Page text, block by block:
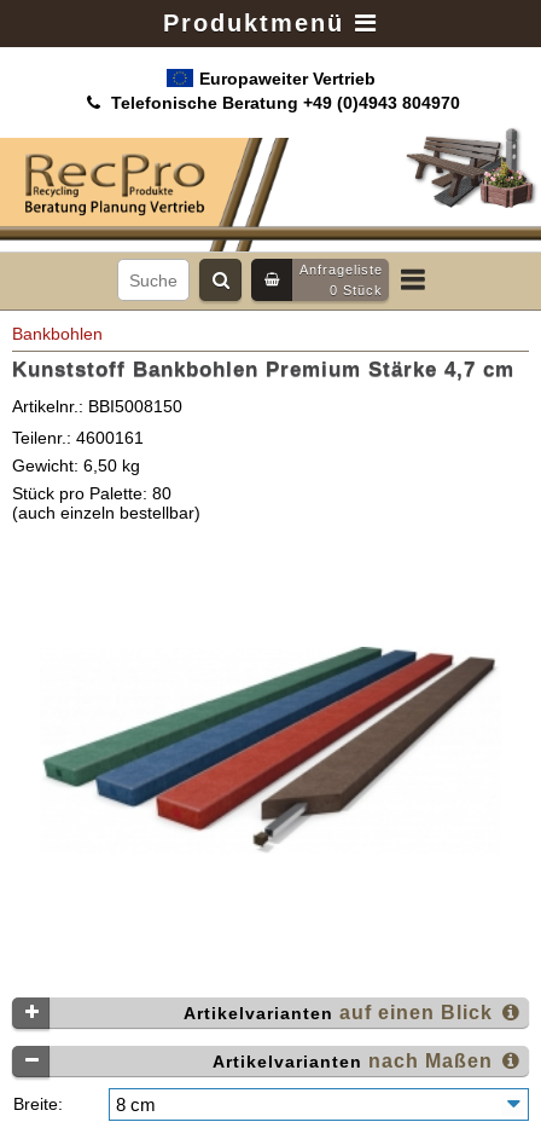
Europaweiter Vertrieb
Telefonische Beratung +49 (0)4943 804970
Anfrageliste
0 Stück
Bankbohlen
Kunststoff Bankbohlen Premium Stärke 4,7 cm
Artikelnr.: BBI5008150
Teilenr.: 4600161
Gewicht: 6,50 kg
Stück pro Palette: 80
(auch einzeln bestellbar)
Artikelvarianten auf einen Blick
Artikelvarianten nach Maßen
Breite:
Produktmenü